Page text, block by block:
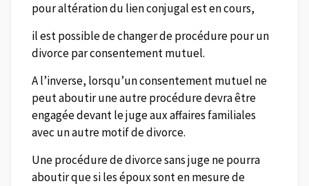
pour altération du lien conjugal est en cours,
il est possible de changer de procédure pour un
divorce par consentement mutuel.
A l’inverse, lorsqu’un consentement mutuel ne
peut aboutir une autre procédure devra être
engagée devant le juge aux affaires familiales
avec un autre motif de divorce.
Une procédure de divorce sans juge ne pourra
aboutir que si les époux sont en mesure de